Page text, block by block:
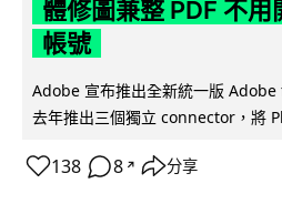
體修圖兼整 PDF 不用
帳號
Adobe 宣布推出全新統一版
去年推出三個獨立 connector，將
138 8 ↗ 分享